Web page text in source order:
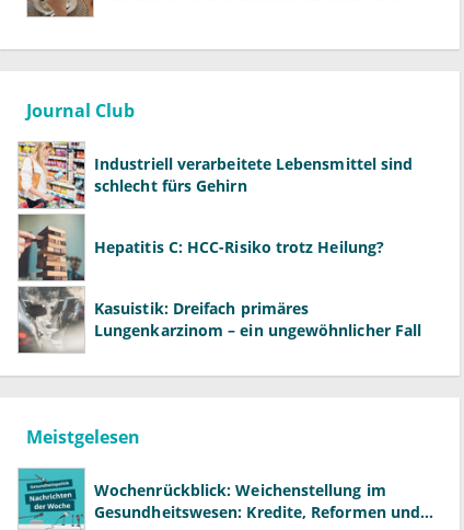
Journal Club
Industriell verarbeitete Lebensmittel sind
schlecht fürs Gehirn
Hepatitis C: HCC-Risiko trotz Heilung?
Kasuistik: Dreifach primäres
Lungenkarzinom – ein ungewöhnlicher Fall
Meistgelesen
Wochenrückblick: Weichenstellung im
Gesundheitswesen: Kredite, Reformen und